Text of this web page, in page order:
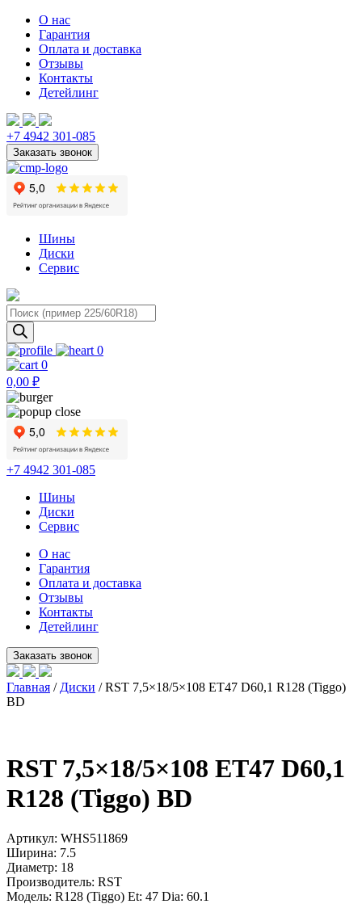
О нас
Гарантия
Оплата и доставка
Отзывы
Контакты
Детейлинг
+7 4942 301-085
Шины
Диски
Сервис
Поиск
товаров
0
0
0,00 ₽
+7 4942 301-085
Шины
Диски
Сервис
О нас
Гарантия
Оплата и доставка
Отзывы
Контакты
Детейлинг
Главная / Диски / RST 7,5×18/5×108 ET47 D60,1 R128 (Tiggo)
BD
RST 7,5×18/5×108 ET47 D60,1
R128 (Tiggo) BD
Артикул: WHS511869
Ширина: 7.5
Диаметр: 18
Производитель: RST
Модель: R128 (Tiggo) Et: 47 Dia: 60.1